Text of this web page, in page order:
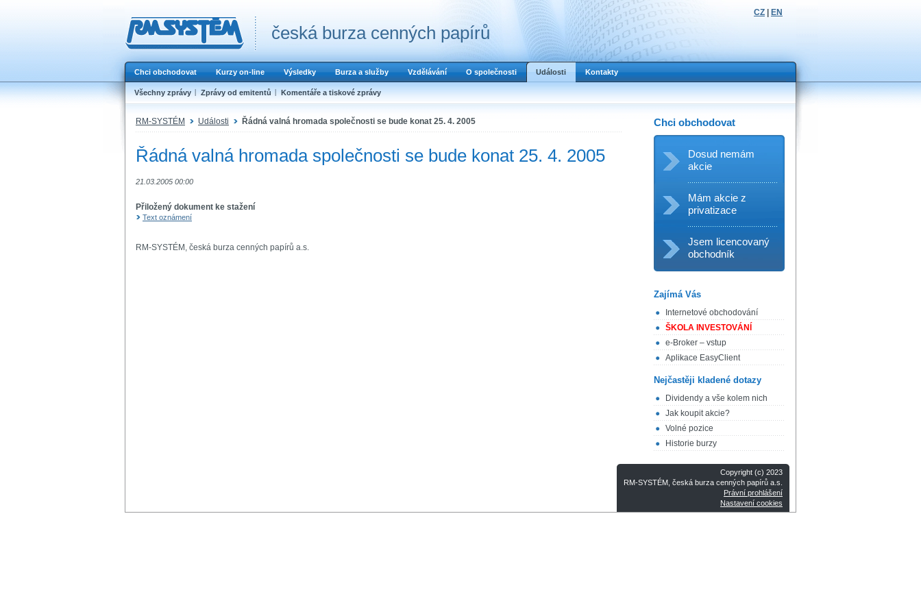
česká burza cenných papírů
CZ EN
Chci obchodovat Kurzy on-line Výsledky Burza a služby Vzdělávání O společnosti Události Kontakty
Všechny zprávy Zprávy od emitentů Komentáře a tiskové zprávy
RM-SYSTÉM Události Řádná valná hromada společnosti se bude konat 25. 4. 2005
Řádná valná hromada společnosti se bude konat 25. 4. 2005
21.03.2005 00:00
Přiložený dokument ke stažení
Text oznámení
RM-SYSTÉM, česká burza cenných papírů a.s.
Chci obchodovat
Dosud nemám
akcie
Mám akcie z
privatizace
Jsem licencovaný
obchodník
Zajímá Vás
Internetové obchodování
ŠKOLA INVESTOVÁNÍ
e-Broker – vstup
Aplikace EasyClient
Nejčastěji kladené dotazy
Dividendy a vše kolem nich
Jak koupit akcie?
Volné pozice
Historie burzy
Copyright (c) 2023
RM-SYSTÉM, česká burza cenných papírů a.s.
Právní prohlášení
Nastavení cookies